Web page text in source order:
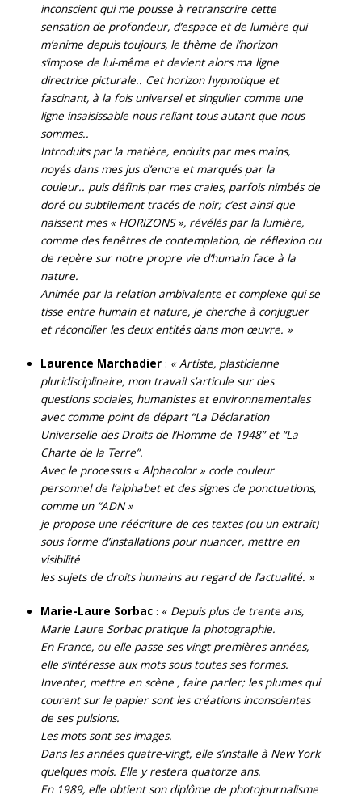
inconscient qui me pousse à retranscrire cette
sensation de profondeur, d’espace et de lumière qui
m’anime depuis toujours, le thème de l’horizon
s’impose de lui-même et devient alors ma ligne
directrice picturale.. Cet horizon hypnotique et
fascinant, à la fois universel et singulier comme une
ligne insaisissable nous reliant tous autant que nous
sommes..
Introduits par la matière, enduits par mes mains,
noyés dans mes jus d’encre et marqués par la
couleur.. puis définis par mes craies, parfois nimbés de
doré ou subtilement tracés de noir; c’est ainsi que
naissent mes « HORIZONS », révélés par la lumière,
comme des fenêtres de contemplation, de réflexion ou
de repère sur notre propre vie d’humain face à la
nature.
Animée par la relation ambivalente et complexe qui se
tisse entre humain et nature, je cherche à conjuguer
et réconcilier les deux entités dans mon œuvre. »
Laurence Marchadier : « Artiste, plasticienne
pluridisciplinaire, mon travail s’articule sur des
questions sociales, humanistes et environnementales
avec comme point de départ “La Déclaration
Universelle des Droits de l’Homme de 1948” et “La
Charte de la Terre”.
Avec le processus « Alphacolor » code couleur
personnel de l’alphabet et des signes de ponctuations,
comme un “ADN »
je propose une réécriture de ces textes (ou un extrait)
sous forme d’installations pour nuancer, mettre en
visibilité
les sujets de droits humains au regard de l’actualité. »
Marie-Laure Sorbac : « Depuis plus de trente ans,
Marie Laure Sorbac pratique la photographie.
En France, ou elle passe ses vingt premières années,
elle s’intéresse aux mots sous toutes ses formes.
Inventer, mettre en scène , faire parler; les plumes qui
courent sur le papier sont les créations inconscientes
de ses pulsions.
Les mots sont ses images.
Dans les années quatre-vingt, elle s’installe à New York
quelques mois. Elle y restera quatorze ans.
En 1989, elle obtient son diplôme de photojournalisme